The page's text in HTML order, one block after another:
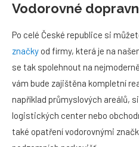
Vodorovné
Po celé České republice si
značky od firmy, která je na
se tak spolehnout na
vám bude zajištěna kompletní
například průmyslových areálů,
logistických center nebo
také opatření vodorovnými